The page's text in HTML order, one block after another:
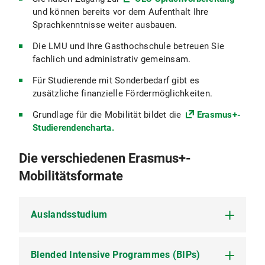
und können bereits vor dem Aufenthalt Ihre
Sprachkenntnisse weiter ausbauen.
Die LMU und Ihre Gasthochschule betreuen Sie
fachlich und administrativ gemeinsam.
Für Studierende mit Sonderbedarf gibt es
zusätzliche finanzielle Fördermöglichkeiten.
Grundlage für die Mobilität bildet die
Erasmus+-
Studierendencharta.
Die verschiedenen Erasmus+-
Mobilitätsformate
Auslandsstudium
Sie interessieren sich für ein klassisches
Blended Intensive Programmes (BIPs)